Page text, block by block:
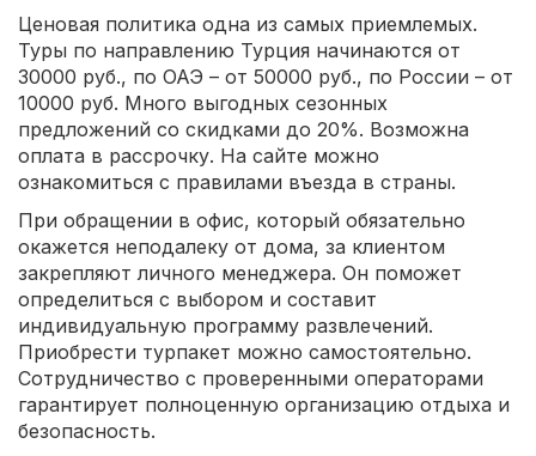
Ценовая политика одна из самых приемлемых.
Туры по направлению Турция начинаются от
30000 руб., по ОАЭ – от 50000 руб., по России – от
10000 руб. Много выгодных сезонных
предложений со скидками до 20%. Возможна
оплата в рассрочку. На сайте можно
ознакомиться с правилами въезда в страны.
При обращении в офис, который обязательно
окажется неподалеку от дома, за клиентом
закрепляют личного менеджера. Он поможет
определиться с выбором и составит
индивидуальную программу развлечений.
Приобрести турпакет можно самостоятельно.
Сотрудничество с проверенными операторами
гарантирует полноценную организацию отдыха и
безопасность.